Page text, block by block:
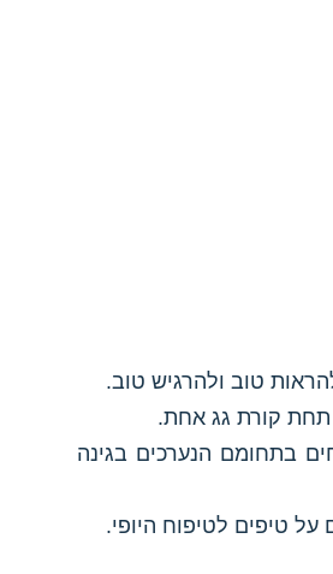
טוב ולהרגיש טוב.
תחת קורת גג אחת.
בתחומם הנערכים בגינה
טיפים לטיפוח היופי.